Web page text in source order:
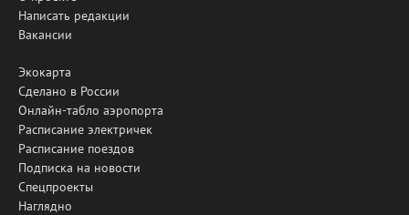
Написать редакции
Вакансии
Экокарта
Сделано в России
Онлайн-табло аэропорта
Расписание электричек
Расписание поездов
Подписка на новости
Спецпроекты
Наглядно